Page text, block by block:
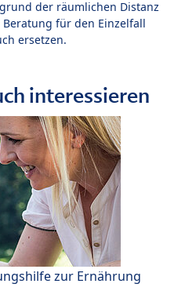
der räumlichen Distanz
für den Einzelfall
ersetzen.
interessieren
zur Ernährung